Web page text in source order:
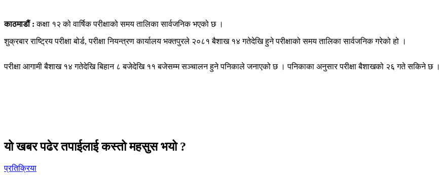
काठमाडौं :कक्षा १२ को वार्षिक परीक्षाको समय तालिका सार्वजनिक भएको छ ।
शुक्रबार राष्ट्रिय परीक्षा बोर्ड, परीक्षा नियन्त्रण कार्यालय भक्तपुरले २०८१ बैशाख १४ गतेदेखि हुने परीक्षाको समय तालिका सार्वजनिक गरेको हो ।
परीक्षा आगामी बैशाख १४ गतेदेखि बिहान ८ बजेदेखि ११ बजेसम्म सञ्चालन हुने पनिकाले जनाएको छ । पनिकाका अनुसार परीक्षा बैशाखको २६ गते सकिने छ ।
यो खबर पढेर तपाईलाई कस्तो महसुस भयो ?
प्रतिक्रिया